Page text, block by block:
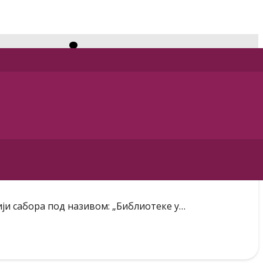
сабора под називом: „Библиотеке у…